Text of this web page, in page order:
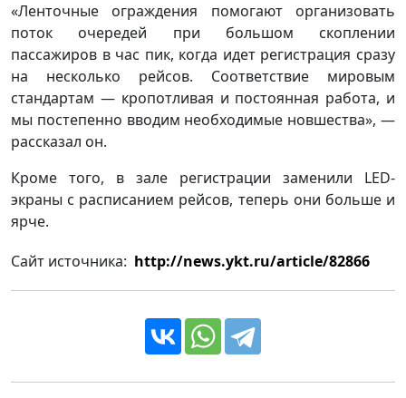
«Ленточные ограждения помогают организовать
поток очередей при большом скоплении
пассажиров в час пик, когда идет регистрация сразу
на несколько рейсов. Соответствие мировым
стандартам — кропотливая и постоянная работа, и
мы постепенно вводим необходимые новшества», —
рассказал он.
Кроме того, в зале регистрации заменили LED-
экраны с расписанием рейсов, теперь они больше и
ярче.
Сайт источника: http://news.ykt.ru/article/82866